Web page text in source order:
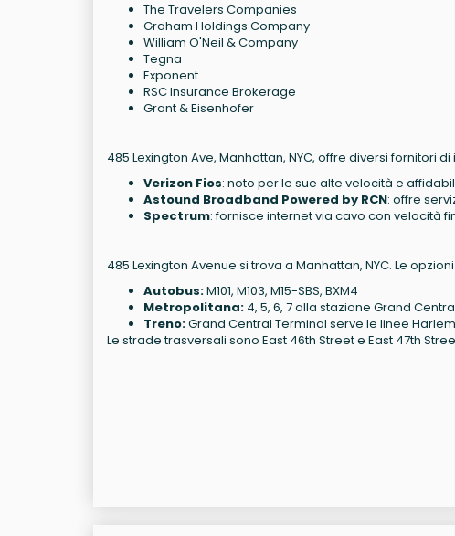
The Travelers Companies
Graham Holdings Company
William O'Neil & Company
Tegna
Exponent
RSC Insurance Brokerage
Grant & Eisenhofer
485 Lexington Ave, Manhattan, NYC, offre diversi fornitori di
Verizon Fios: noto per le sue alte velocità e
Astound Broadband Powered by RCN: offre
Spectrum: fornisce internet via cavo con velocità
485 Lexington Avenue si trova a Manhattan, NYC. Le
Autobus:M101, M103, M15-SBS, BXM4
Metropolitana: 4, 5, 6, 7 alla stazione Grand
Treno:Grand Central Terminal serve le linee
Le strade trasversali sono East 46th Street e East 47th